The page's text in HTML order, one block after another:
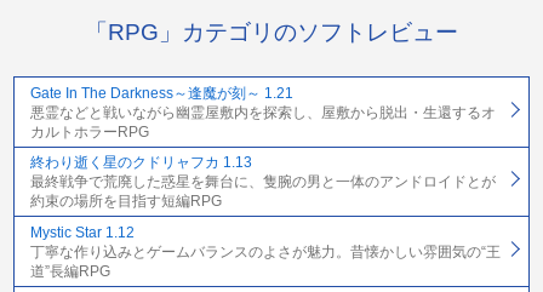
「RPG」カテゴリのソフトレビュー
Gate In The Darkness～逢魔が刻～ 1.21
悪霊などと戦いながら幽霊屋敷内を探索し、屋敷から脱出・生還するオ
カルトホラーRPG
終わり逝く星のクドリャフカ 1.13
最終戦争で荒廃した惑星を舞台に、隻腕の男と一体のアンドロイドとが
約束の場所を目指す短編RPG
Mystic Star 1.12
丁寧な作り込みとゲームバランスのよさが魅力。昔懐かしい雰囲気の“王
道”長編RPG